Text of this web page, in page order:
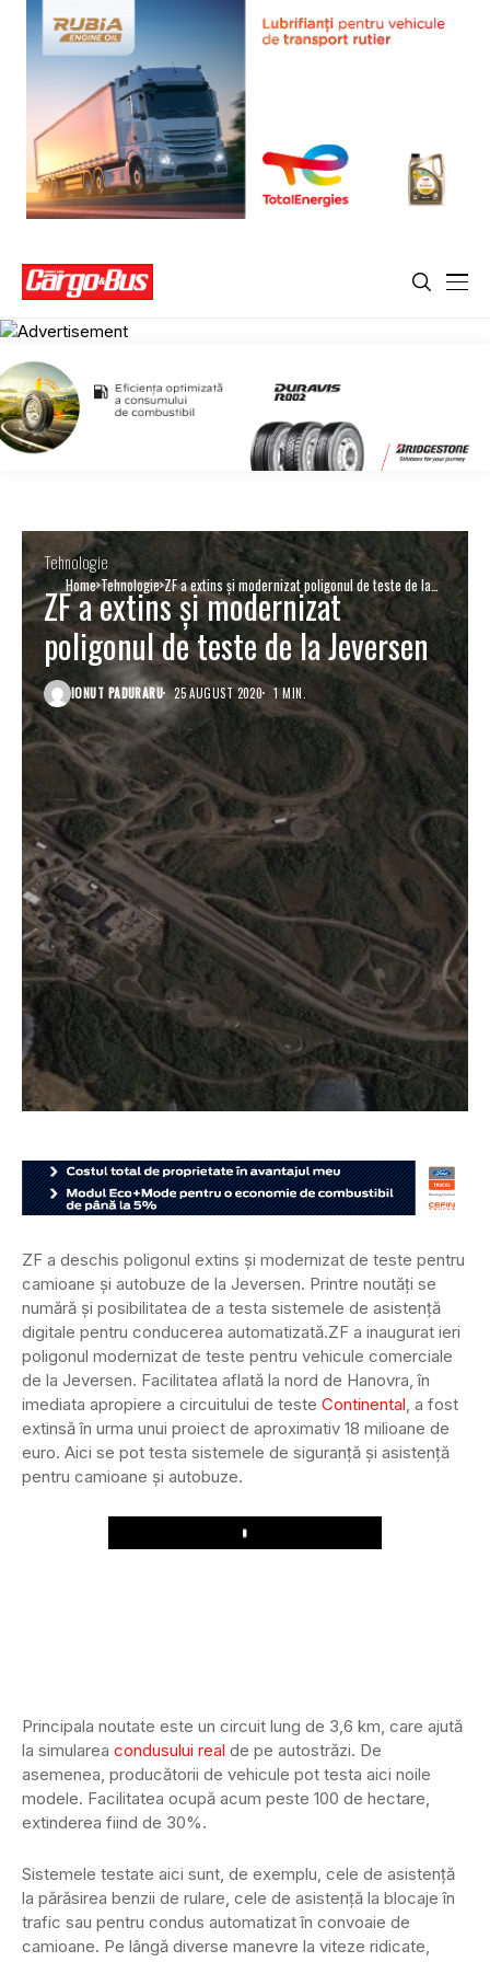
Home Tehnologie ZF a extins și modernizat poligonul de teste de la
Jeversen
Tehnologie
ZF a extins și modernizat
poligonul de teste de la Jeversen
IONUT PADURARU 25 AUGUST 2020 1 MIN.
ZF a deschis poligonul extins și modernizat de teste pentru
camioane și autobuze de la Jeversen. Printre noutăți se
numără și posibilitatea de a testa sistemele de asistență
digitale pentru conducerea automatizată.ZF a inaugurat ieri
poligonul modernizat de teste pentru vehicule comerciale
de la Jeversen. Facilitatea aflată la nord de Hanovra, în
imediata apropiere a circuitului de teste Continental, a fost
extinsă în urma unui proiect de aproximativ 18 milioane de
euro. Aici se pot testa sistemele de siguranță și asistență
pentru camioane și autobuze.
Play
Principala noutate este un circuit lung de 3,6 km, care ajută
la simularea condusului real de pe autostrăzi. De
asemenea, producătorii de vehicule pot testa aici noile
modele. Facilitatea ocupă acum peste 100 de hectare,
extinderea fiind de 30%.
Sistemele testate aici sunt, de exemplu, cele de asistență
la părăsirea benzii de rulare, cele de asistență la blocaje în
trafic sau pentru condus automatizat în convoaie de
camioane. Pe lângă diverse manevre la viteze ridicate,